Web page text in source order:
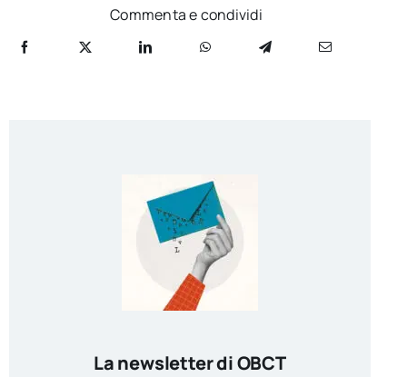
Commenta e condividi
La newsletter di OBCT